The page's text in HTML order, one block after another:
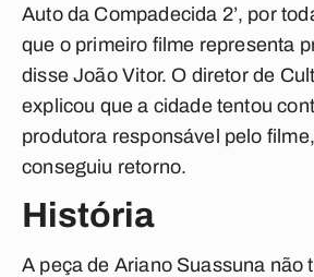
Auto da Compadecida 2’, por
que o primeiro filme representa
disse João Vitor. O diretor de
explicou que a cidade tentou
produtora responsável pelo
conseguiu retorno.
História
A peça de Ariano Suassuna não